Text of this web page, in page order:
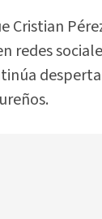
Cristian
redes